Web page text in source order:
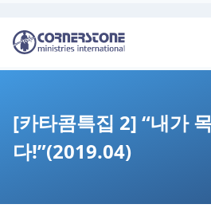
[카타콤특집 2] “내가
다!”(2019.04)